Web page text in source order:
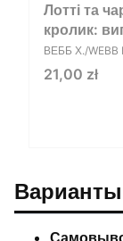
Лотті та
кролик:
ВЕББ Х./WEBB
Цена
21,00 zł